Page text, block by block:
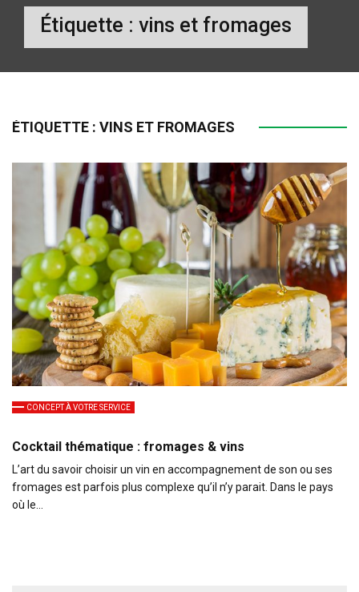
Étiquette : vins et fromages
ÉTIQUETTE : VINS ET FROMAGES
CONCEPT À VOTRE SERVICE
Cocktail thématique : fromages & vins
L’art du savoir choisir un vin en accompagnement de son ou ses
fromages est parfois plus complexe qu’il n’y parait. Dans le pays
où le…